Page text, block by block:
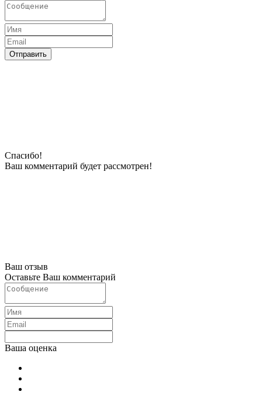
Отправить
Спасибо!
Ваш комментарий будeт рассмотрен!
Ваш отзыв
Оставьте Ваш комментарий
Ваша оценка